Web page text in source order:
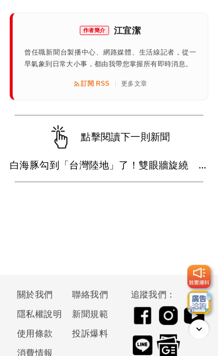
作者簡介 江宜潔
曾任職新聞台製播中心、網路媒體、生活線記者，從一
早氣象到日常大小事，都由我帶您掌握所有即時消息。
訂閱 RSS 更多文章
點擊閱讀下一則新聞
白海豚勾到「台灣陸地」了！雙眼牆旋繞 路徑擺盪
關於我們
聯絡我們
隱私權說明
新聞規範
使用條款
投訴爆料
消費情報
追蹤我們：